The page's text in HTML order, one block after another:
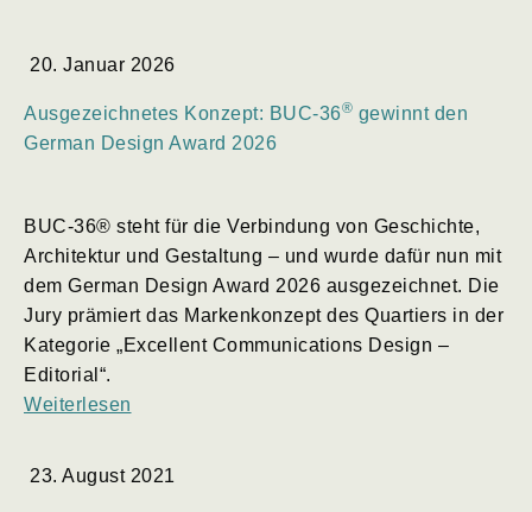
20. Januar 2026
Ausgezeichnetes Konzept: BUC-36® gewinnt den
German Design Award 2026
BUC-36® steht für die Verbindung von Geschichte,
Architektur und Gestaltung – und wurde dafür nun mit
dem German Design Award 2026 ausgezeichnet. Die
Jury prämiert das Markenkonzept des Quartiers in der
Kategorie „Excellent Communications Design –
Editorial“.
Weiterlesen
23. August 2021